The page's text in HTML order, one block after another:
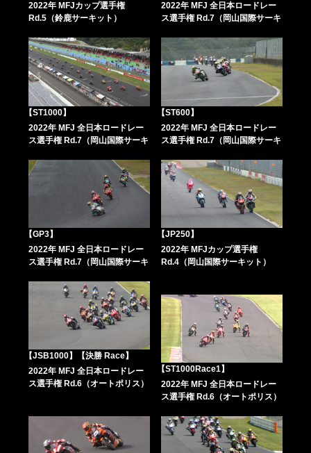
2022年 MFJカップ選手権
Rd.5（鈴鹿サーキット）
2022年 MFJ 全日本ロードレー
ス選手権 Rd.7（岡山国際サーキ
【ST1000】
2022年 MFJ 全日本ロードレー
ス選手権 Rd.7（岡山国際サーキ
【ST600】
2022年 MFJ 全日本ロードレー
ス選手権 Rd.7（岡山国際サーキ
【GP3】
2022年 MFJ 全日本ロードレー
ス選手権 Rd.7（岡山国際サーキ
【JP250】
2022年 MFJカップ選手権
Rd.4（岡山国際サーキット）
【JSB1000】【決勝 Race】
2022年 MFJ 全日本ロードレー
ス選手権 Rd.6（オートポリス）
【ST1000Race1】
2022年 MFJ 全日本ロードレー
ス選手権 Rd.6（オートポリス）